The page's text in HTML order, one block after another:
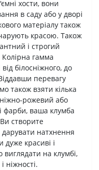
хости, вони
в саду або у дворі
матеріалу також
чарують красою. Також
і строгий
гамма
білосніжного, до
перевагу
також взяти кілька
рожевий або
фарби, ваша клумба
створите
натхнення
дуже красиві і
виглядати на клумбі,
ніжності.